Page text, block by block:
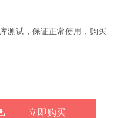
测试，保证正常使用，购买
立即购买